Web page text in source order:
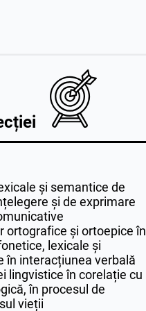
și semantice de
și de exprimare
ortografice și ortoepice în
lexicale și
în interacțiunea verbală
lingvistice în corelație cu
în procesul de
vieții